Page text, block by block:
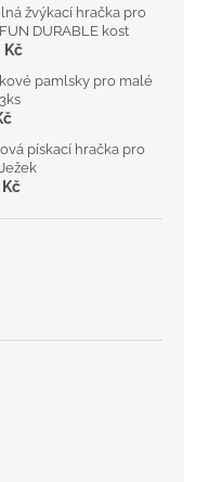
žvýkací hračka pro
DURABLE kost
Kč
pamlsky pro malé
pískací hračka pro